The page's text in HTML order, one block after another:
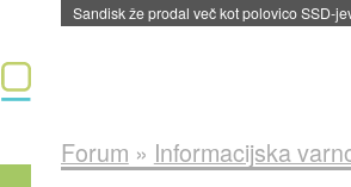
Sandisk že prodal več kot polovico SSD-
Forum » Informacijska